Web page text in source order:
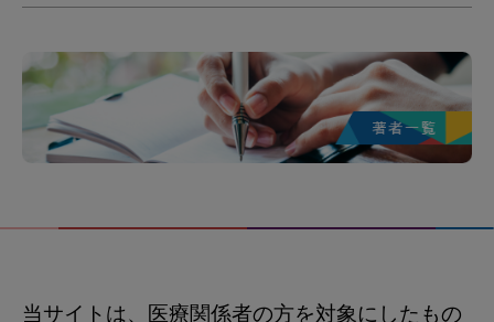
当サイトは、医療関係者の方を対象にしたもの